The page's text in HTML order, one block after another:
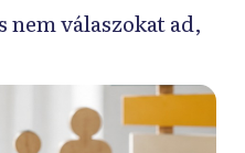
nem válaszokat ad,